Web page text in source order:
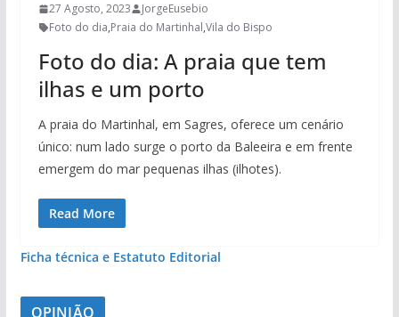
27 Agosto, 2023
JorgeEusebio
Foto do dia,Praia do Martinhal,Vila do Bispo
Foto do dia: A praia que tem
ilhas e um porto
A praia do Martinhal, em Sagres, oferece um cenário
único: num lado surge o porto da Baleeira e em frente
emergem do mar pequenas ilhas (ilhotes).
Read More
Ficha técnica e Estatuto Editorial
OPINIÃO